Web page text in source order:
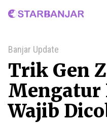
Home
Banjar Update
Trik Gen
Mengatur
Wajib